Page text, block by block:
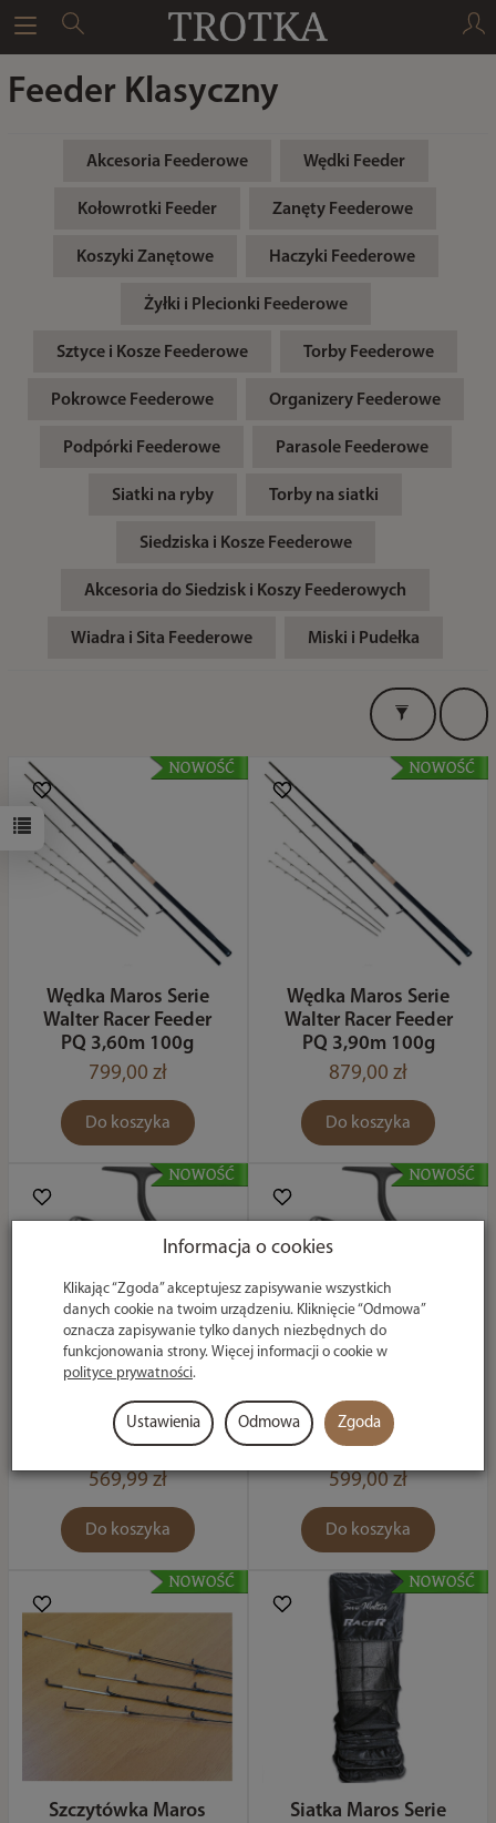
Feeder Klasyczny
Akcesoria Feederowe Wędki Feeder
Kołowrotki Feeder Zanęty Feederowe
Koszyki Zanętowe Haczyki Feederowe
Żyłki i Plecionki Feederowe
Sztyce i Kosze Feederowe Torby Feederowe
Pokrowce Feederowe Organizery Feederowe
Podpórki Feederowe Parasole Feederowe
Siatki na ryby Torby na siatki
Siedziska i Kosze Feederowe
Akcesoria do Siedzisk i Koszy Feederowych
Wiadra i Sita Feederowe Miski i Pudełka
Wędka Maros Serie
Walter Racer Feeder
PQ 3,60m 100g
799,00 zł
Do koszyka
Wędka Maros Serie
Walter Racer Feeder
PQ 3,90m 100g
879,00 zł
Do koszyka
Kołowrotek Maros
Serie Walter Racer
4500
569,99 zł
Do koszyka
Kołowrotek Maros
Serie Walter Racer
6500
599,00 zł
Do koszyka
Szczytówka Maros
Siatka Maros Serie
Informacja o cookies
Klikając “Zgoda” akceptujesz zapisywanie wszystkich
danych cookie na twoim urządzeniu. Kliknięcie “Odmowa”
oznacza zapisywanie tylko danych niezbędnych do
funkcjonowania strony. Więcej informacji o cookie w
polityce prywatności.
Ustawienia Odmowa Zgoda